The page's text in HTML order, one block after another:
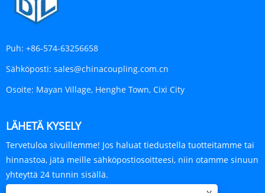
Puh: +86-574-63256658
Sähköposti: sales@chinacoupling.com.cn
Osoite: Mayan Village, Henghe Town, Cixi City
LÄHETÄ KYSELY
Tervetuloa sivuillemme! Jos haluat tiedustella tuotteitamme tai
hinnastoa, jätä meille sähköpostiosoitteesi, niin otamme sinuun
yhteyttä 24 tunnin sisällä.